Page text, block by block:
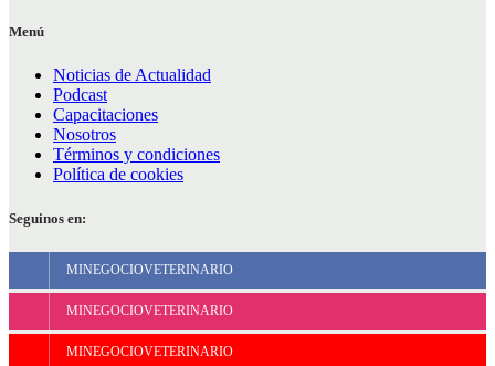
Menú
Noticias de Actualidad
Podcast
Capacitaciones
Nosotros
Términos y condiciones
Política de cookies
Seguinos en:
MINEGOCIOVETERINARIO
MINEGOCIOVETERINARIO
MINEGOCIOVETERINARIO